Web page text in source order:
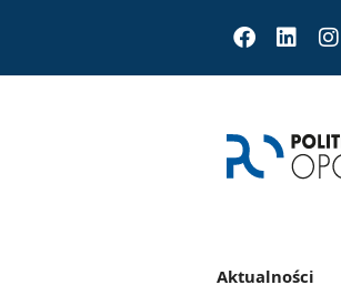
Facebook
Aktualności